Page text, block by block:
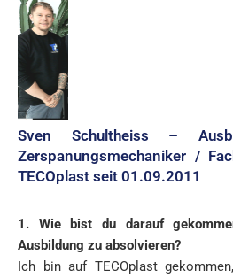
Sven Schultheiss –
Zerspanungsmechaniker /
TECOplast seit 01.09.2011
1. Wie bist du darauf
Ausbildung zu absolvieren?
Ich bin auf TECOplast